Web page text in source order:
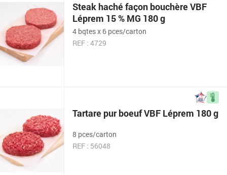
Steak haché façon bouchère VBF
Léprem 15 % MG 180 g
4 bqtes x 6 pces/carton
REF : 4729
Tartare pur boeuf VBF Léprem 180 g
8 pces/carton
REF : 56048